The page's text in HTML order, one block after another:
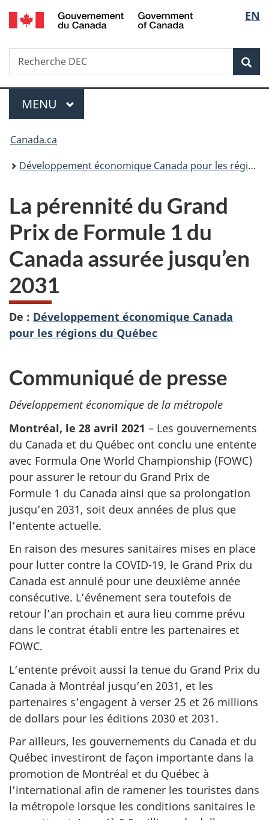
Passer
au
Passer
à
du
Passer
à
simplifiée
de
la
EN
Recherche
Recherche
DEC
Menu
MENU PRINCIPAL
Vous
êtes
Canada.ca
Développement économique Canada pour les régions du Québec
La pérennité du Grand
Prix de Formule 1 du
Canada assurée jusqu’en
2031
De : Développement économique Canada
pour les régions du Québec
Communiqué de presse
Développement économique de la métropole
Montréal, le 28 avril 2021 – Les gouvernements
du Canada et du Québec ont conclu une entente
avec Formula One World Championship (FOWC)
pour assurer le retour du Grand Prix de
Formule 1 du Canada ainsi que sa prolongation
jusqu’en 2031, soit deux années de plus que
l’entente actuelle.
En raison des mesures sanitaires mises en place
pour lutter contre la COVID-19, le Grand Prix du
Canada est annulé pour une deuxième année
consécutive. L’événement sera toutefois de
retour l’an prochain et aura lieu comme prévu
dans le contrat établi entre les partenaires et
FOWC.
L’entente prévoit aussi la tenue du Grand Prix du
Canada à Montréal jusqu’en 2031, et les
partenaires s’engagent à verser 25 et 26 millions
de dollars pour les éditions 2030 et 2031.
Par ailleurs, les gouvernements du Canada et du
Québec investiront de façon importante dans la
promotion de Montréal et du Québec à
l’international afin de ramener les touristes dans
la métropole lorsque les conditions sanitaires le